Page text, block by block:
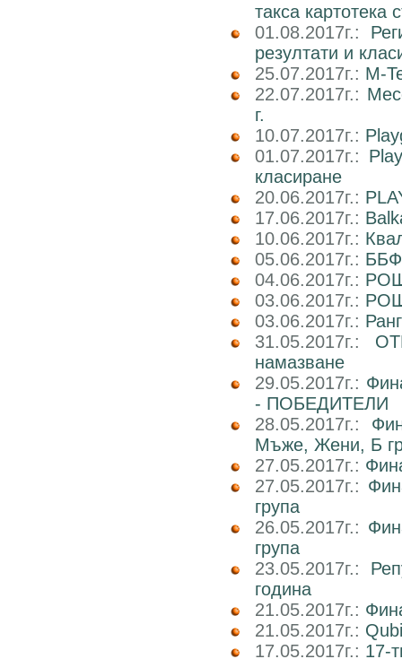
такса картотека
01.08.2017г.:
резултати и
25.07.2017г.: M-
22.07.2017г.:
г.
10.07.2017г.:
01.07.2017г.:
класиране
20.06.2017г.:
17.06.2017г.:
10.06.2017г.:
05.06.2017г.: ББФ
04.06.2017г.:
03.06.2017г.:
03.06.2017г.:
31.05.2017г.:
намазване
29.05.2017г.:
- ПОБЕДИТЕЛИ
28.05.2017г.:
Мъже, Жени, Б
27.05.2017г.:
27.05.2017г.:
група
26.05.2017г.:
група
23.05.2017г.:
година
21.05.2017г.:
21.05.2017г.:
17.05.2017г.: 17-